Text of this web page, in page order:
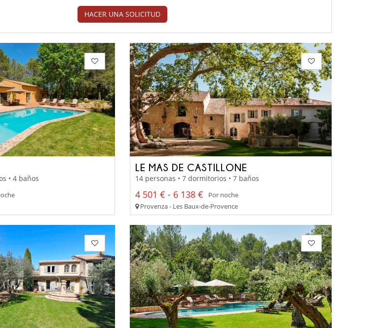
HACER UNA SOLICITUD
• 4 baños
LE MAS DE CASTILLONE
14 personas • 7 dormitorios • 7 baños
4 501 € - 6 138 €
Por noche
Provenza - Les Baux-de-Provence